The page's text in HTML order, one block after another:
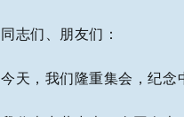
同志们、朋友们：
今天，我们隆重集会，纪念